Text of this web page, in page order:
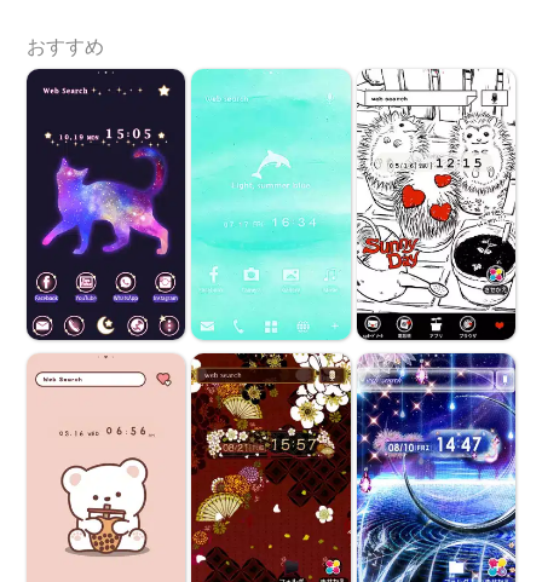
おすすめ